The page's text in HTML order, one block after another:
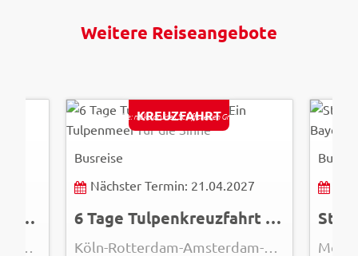
Weitere Reiseangebote
Straubing, Regensburg und der Bayerische Wald -abgesagt-
© Bildquelle: nicko cruises Schiffsreisen GmbH
KREUZFAHRT
Busreise
Nächster Termin: 21.04.2027
6 Tage Tulpenkreuzfahrt - Ein Tulpenmeer für die Sinne
Köln-Rotterdam-Amsterdam-Köln